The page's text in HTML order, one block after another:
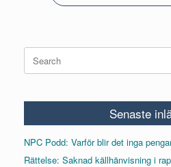
Search
for:
Senaste
NPC Podd: Varför blir det inga
Rättelse: Saknad källhänvisning i